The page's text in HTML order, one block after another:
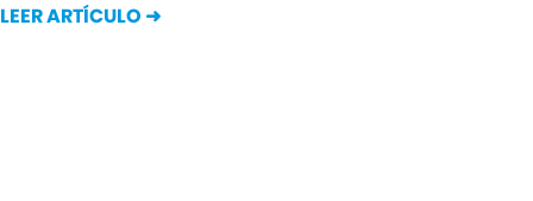
LEER ARTÍCULO ➜